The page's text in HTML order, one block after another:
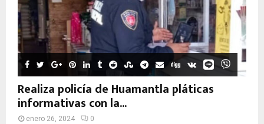
Realiza policía de Huamantla pláticas
informativas con la...
enero 26, 2024 0